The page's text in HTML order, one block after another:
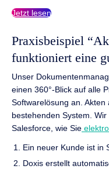
Jetzt lesen
Praxisbeispiel
funktioniert eine
Unser
einen 360°-Blick auf alle
Softwarelösung an.
bestehenden System.
Salesforce, wie Sie
Ein neuer Kunde ist in
Doxis erstellt